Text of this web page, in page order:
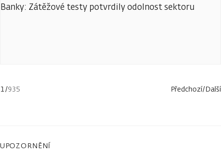
Banky: Zátěžové testy potvrdily odolnost sektoru
1/935 Předchozí/Další
UPOZORNĚNÍ